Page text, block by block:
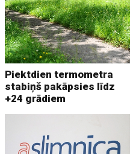
Piektdien termometra
stabiņš pakāpsies līdz
+24 grādiem